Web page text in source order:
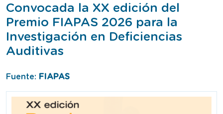
Convocada la XX edición del
Premio FIAPAS 2026 para la
Investigación en Deficiencias
Auditivas
Fuente: FIAPAS